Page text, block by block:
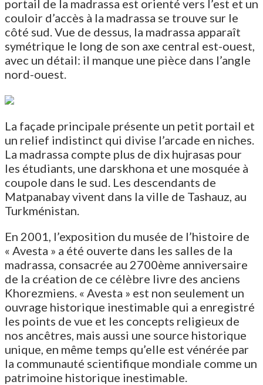
portail de la madrassa est orienté vers l’est et un
couloir d’accès à la madrassa se trouve sur le
côté sud. Vue de dessus, la madrassa apparaît
symétrique le long de son axe central est-ouest,
avec un détail: il manque une pièce dans l’angle
nord-ouest.
La façade principale présente un petit portail et
un relief indistinct qui divise l’arcade en niches.
La madrassa compte plus de dix hujrasas pour
les étudiants, une darskhona et une mosquée à
coupole dans le sud. Les descendants de
Matpanabay vivent dans la ville de Tashauz, au
Turkménistan.
En 2001, l’exposition du musée de l’histoire de
« Avesta » a été ouverte dans les salles de la
madrassa, consacrée au 2700ème anniversaire
de la création de ce célèbre livre des anciens
Khorezmiens. « Avesta » est non seulement un
ouvrage historique inestimable qui a enregistré
les points de vue et les concepts religieux de
nos ancêtres, mais aussi une source historique
unique, en même temps qu’elle est vénérée par
la communauté scientifique mondiale comme un
patrimoine historique inestimable.